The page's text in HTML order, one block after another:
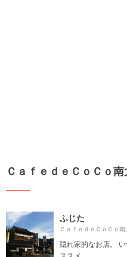
ＣａｆｅｄｅＣｏＣｏ
ふじた
ＣａｆｅｄｅＣｏＣｏ
隠れ家的なお店。
ススメ。